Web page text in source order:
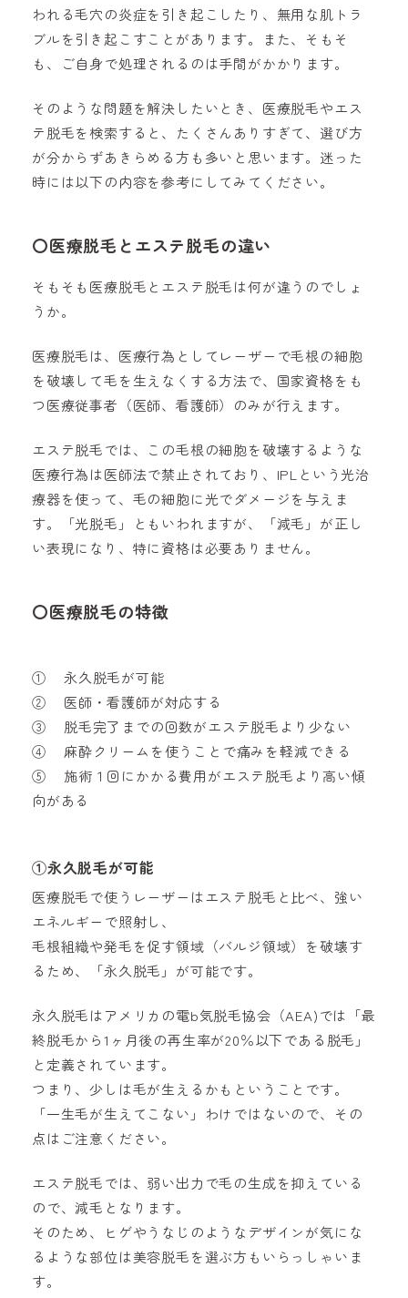
われる毛穴の炎症を引き起こしたり、無用な肌トラ
ブルを引き起こすことがあります。また、そもそ
も、ご自身で処理されるのは手間がかかります。
そのような問題を解決したいとき、医療脱毛やエス
テ脱毛を検索すると、たくさんありすぎて、選び方
が分からずあきらめる方も多いと思います。迷った
時には以下の内容を参考にしてみてください。
〇医療脱毛とエステ脱毛の違い
そもそも医療脱毛とエステ脱毛は何が違うのでしょ
うか。
医療脱毛は、医療行為としてレーザーで毛根の細胞
を破壊して毛を生えなくする方法で、国家資格をも
つ医療従事者（医師、看護師）のみが行えます。
エステ脱毛では、この毛根の細胞を破壊するような
医療行為は医師法で禁止されており、IPLという光治
療器を使って、毛の細胞に光でダメージを与えま
す。「光脱毛」ともいわれますが、「減毛」が正し
い表現になり、特に資格は必要ありません。
〇医療脱毛の特徴
① 永久脱毛が可能
② 医師・看護師が対応する
③ 脱毛完了までの回数がエステ脱毛より少ない
④ 麻酔クリームを使うことで痛みを軽減できる
⑤ 施術１回にかかる費用がエステ脱毛より高い傾
向がある
①永久脱毛が可能
医療脱毛で使うレーザーはエステ脱毛と比べ、強い
エネルギーで照射し、
毛根組織や発毛を促す領域（バルジ領域）を破壊す
るため、「永久脱毛」が可能です。
永久脱毛はアメリカの電b気脱毛協会（AEA)では「最
終脱毛から1ヶ月後の再生率が20％以下である脱毛」
と定義されています。
つまり、少しは毛が生えるかもということです。
「一生毛が生えてこない」わけではないので、その
点はご注意ください。
エステ脱毛では、弱い出力で毛の生成を抑えている
ので、減毛となります。
そのため、ヒゲやうなじのようなデザインが気にな
るような部位は美容脱毛を選ぶ方もいらっしゃいま
す。